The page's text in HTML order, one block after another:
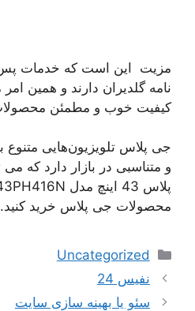
مزیت این است که خدمات
‌نامه گلدیران دارند و همین
کیفیت خوب و مطمئن محصولات
جی پلاس تلویزیون‌هایی متنوع
و متناسبی در بازار دارد که می
محصولات جی پلاس خرید کنید.
دسته‌ها
Uncategorized
ناوبری
نوشته‌ها
نفیس 24
سئو یا بهینه سازی سایت